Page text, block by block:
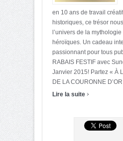
en 10 ans de travail
historiques, ce trésor
l’univers de la
héroïques. Un cadeau
passionnant pour tous
RABAIS FESTIF avec
Janvier 2015! Partez « À
DE LA COURONNE D’OR
Lire la suite ›